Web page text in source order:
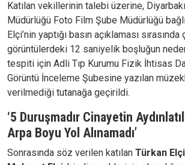
Katılan vekillerinin talebi üzerine,
Müdürlüğü Foto Film Şube Müdürlüğü
Elçi’nin yaptığı basın açıklaması
görüntülerdeki 12 saniyelik boşluğun neden
tespiti için Adli Tıp Kurumu Fizik İhtisas
Görüntü İnceleme Şubesine yazılan
verilmediği tutanağa geçirildi.
‘5 Duruşmadır Cinayetin
Arpa Boyu Yol Alınamadı’
Sonrasında söz verilen katılan Türkan Elçi